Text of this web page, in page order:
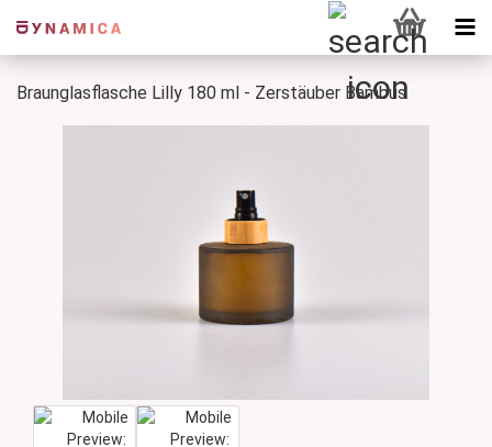
Braunglasflasche Lilly 180 ml - Zerstäuber Bambus